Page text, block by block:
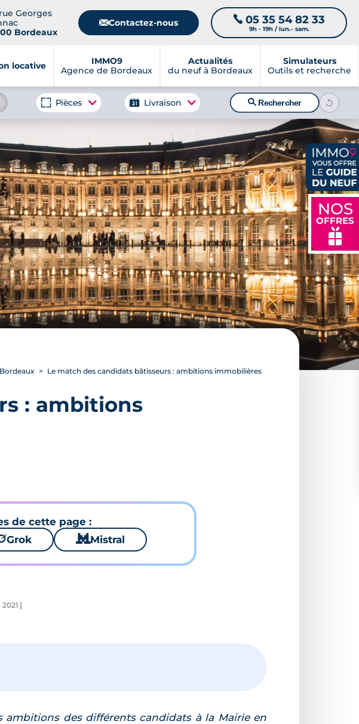
Georges
Bordeaux
📧Contactez-nous 📞 05 35 54 82 33
9h - 19h / lun.- sam.
locative
IMMO9
Agence de Bordeaux
Actualités
du neuf à Bordeaux
Simulateurs
Outils et recherche
NOS
OFFRES
🎁
Pièces Livraison 🔍Rechercher
Le match des candidats bâtisseurs : ambitions immobilières
: ambitions
de cette page :
Grok 🐱 Mistral
]
des différents candidats à la Mairie en